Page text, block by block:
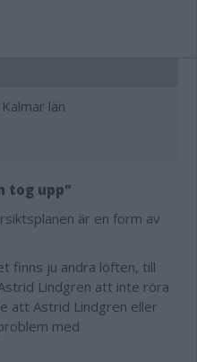
län
tog upp"
är en form av
finns ju andra löften, till
Lindgren att inte röra
att Astrid Lindgren eller
med